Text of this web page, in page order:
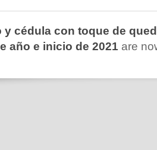
y cédula con toque de
año e inicio de 2021 are